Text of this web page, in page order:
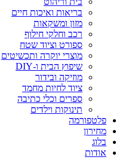
בריאות ואיכות חיים
מזון ומשקאות
רכב וחלקי חילוף
ספורט וציוד שטח
מוצרי יוקרה ותכשיטים
שיפוץ הבית ו-DIY
מוזיקה ובידור
ציוד לחיות מחמד
ספרים וכלי כתיבה
תינוקות וילדים
פלטפורמה
מחירון
בלוג
אודות